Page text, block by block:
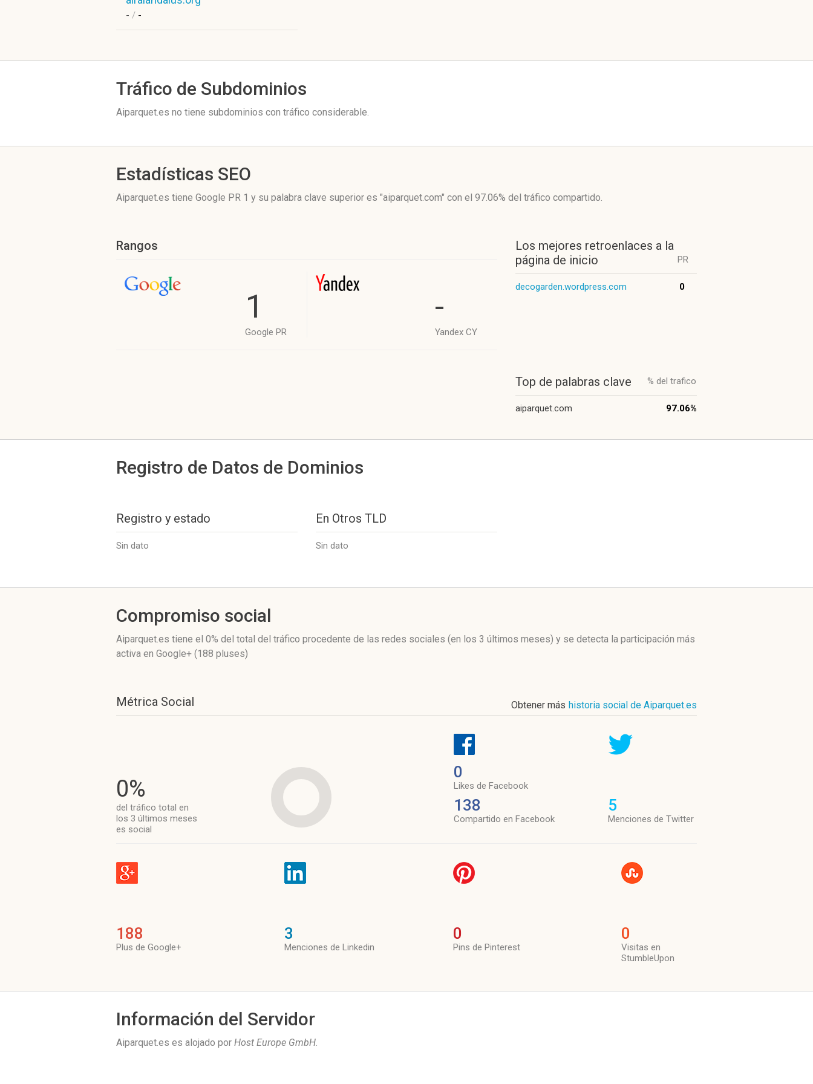
- / -
Tráfico de Subdominios
Aiparquet.es no tiene subdominios con tráfico considerable.
Estadísticas SEO
Aiparquet.es tiene Google PR 1 y su palabra clave superior es "aiparquet.com" con el 97.06% del tráfico compartido.
Rangos
1
Google PR
-
Yandex CY
Los mejores retroenlaces a la
página de inicio
PR
decogarden.wordpress.com 0
Top de palabras clave % del trafico
aiparquet.com 97.06%
Registro de Datos de Dominios
Registro y estado
Sin dato
En Otros TLD
Sin dato
Compromiso social
Aiparquet.es tiene el 0% del total del tráfico procedente de las redes sociales (en los 3 últimos meses) y se detecta la participación más
activa en Google+ (188 pluses)
Métrica Social Obtener más historia social de Aiparquet.es
0%
del tráfico total en
los 3 últimos meses
es social
0
Likes de Facebook
138
Compartido en Facebook
5
Menciones de Twitter
188
Plus de Google+
3
Menciones de Linkedin
0
Pins de Pinterest
0
Visitas en
StumbleUpon
Información del Servidor
Aiparquet.es es alojado por Host Europe GmbH.